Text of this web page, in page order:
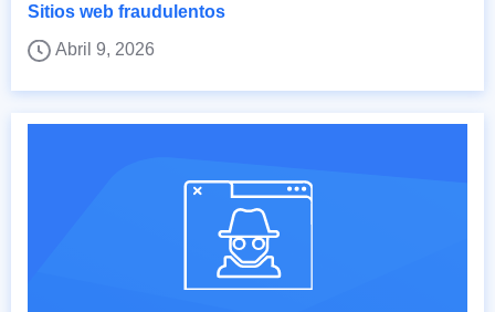
Sitios web fraudulentos
Abril 9, 2026